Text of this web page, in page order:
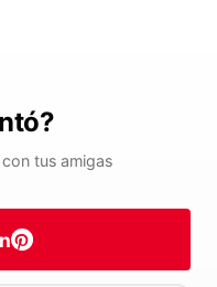
tus amigas